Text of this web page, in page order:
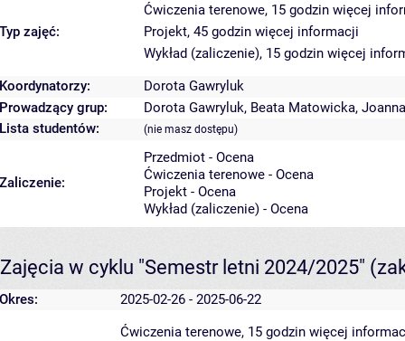
Typ zajęć:
Ćwiczenia terenowe, 15 godzin więcej
Projekt, 45 godzin więcej informacji
Wykład (zaliczenie), 15 godzin więcej
Koordynatorzy:
Dorota Gawryluk
Prowadzący grup:
Dorota Gawryluk, Beata Matowicka,
Lista studentów:
(nie masz dostępu)
Zaliczenie:
Przedmiot - Ocena
Ćwiczenia terenowe - Ocena
Projekt - Ocena
Wykład (zaliczenie) - Ocena
Zajęcia w cyklu "Semestr letni 2024/2025"
Okres: 2025-02-26 - 2025-06-22
Ćwiczenia terenowe, 15 godzin więcej